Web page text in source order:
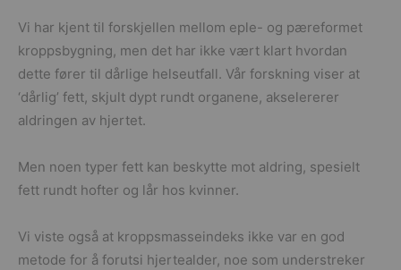
Vi har kjent til forskjellen mellom eple- og pæreformet
kroppsbygning, men det har ikke vært klart hvordan
dette fører til dårlige helseutfall. Vår forskning viser at
‘dårlig’ fett, skjult dypt rundt organene, akselererer
aldringen av hjertet.
Men noen typer fett kan beskytte mot aldring, spesielt
fett rundt hofter og lår hos kvinner.
Vi viste også at kroppsmasseindeks ikke var en god
metode for å forutsi hjertealder, noe som understreker